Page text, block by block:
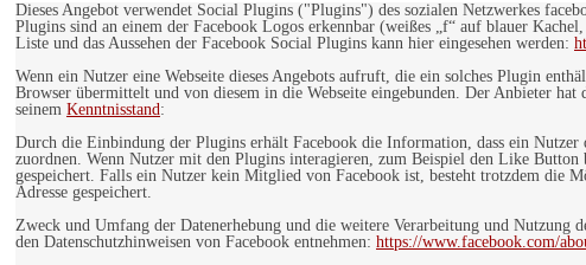
Dieses Angebot verwendet Social Plugins ("Plugins") des sozialen Netzwerkes
Plugins sind an einem der Facebook Logos erkennbar (weißes „f“ auf blauer
Liste und das Aussehen der Facebook Social Plugins kann hier eingesehen werden:
Wenn ein Nutzer eine Webseite dieses Angebots aufruft, die ein solches Plugin
Browser übermittelt und von diesem in die Webseite eingebunden. Der Anbieter
seinem Kenntnisstand:
Durch die Einbindung der Plugins erhält Facebook die Information, dass ein Nutzer
zuordnen. Wenn Nutzer mit den Plugins interagieren, zum Beispiel den Like
gespeichert. Falls ein Nutzer kein Mitglied von Facebook ist, besteht trotzdem die
Adresse gespeichert.
Zweck und Umfang der Datenerhebung und die weitere Verarbeitung und Nutzung
den Datenschutzhinweisen von Facebook entnehmen: https://www.facebook.com/